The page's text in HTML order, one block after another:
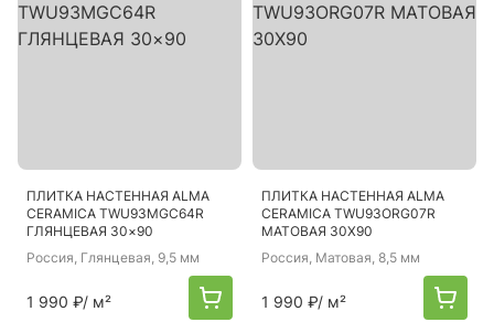
ПЛИТКА НАСТЕННАЯ ALMA
CERAMICA TWU93MGC64R
ГЛЯНЦЕВАЯ 30×90
Россия, Глянцевая, 9,5 мм
1 990 ₽/ м²
ПЛИТКА НАСТЕННАЯ ALMA
CERAMICA TWU93ORG07R
МАТОВАЯ 30X90
Россия, Матовая, 8,5 мм
1 990 ₽/ м²